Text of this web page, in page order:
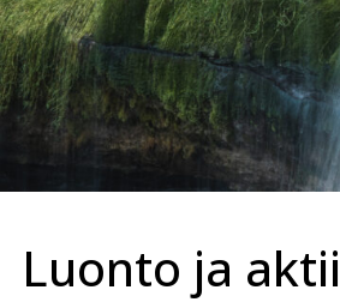
Luonto ja